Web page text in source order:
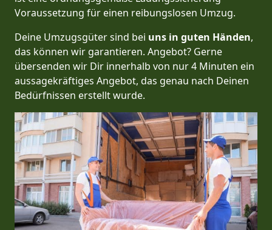
Voraussetzung für einen reibungslosen Umzug.
Deine Umzugsgüter sind bei uns in guten Händen,
das können wir garantieren. Angebot? Gerne
übersenden wir Dir innerhalb von nur 4 Minuten ein
aussagekräftiges Angebot, das genau nach Deinen
Bedürfnissen erstellt wurde.